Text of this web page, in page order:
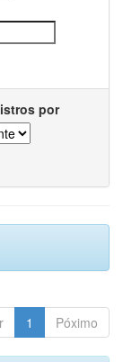
por
1 Póximo